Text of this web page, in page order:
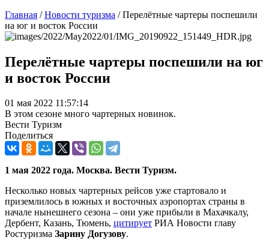
Главная /Новости туризма /Перелётные чартеры поспешили
на юг и восток России
Перелётные чартеры поспешили на юг
и восток России
01 мая 2022 11:57:14
В этом сезоне много чартерных новинок.
Вести Туризм
Поделиться
1 мая 2022 года. Москва. Вести Туризм.
Несколько новых чартерных рейсов уже стартовало и
приземлилось в южных и восточных аэропортах страны в
начале нынешнего сезона – они уже прибыли в Махачкалу,
Дербент, Казань, Тюмень, цитирует РИА Новости главу
Ростуризма Зарину Догузову.